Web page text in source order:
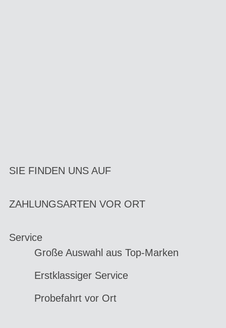
SIE FINDEN UNS AUF
ZAHLUNGSARTEN VOR ORT
Service
Große Auswahl aus Top-Marken
Erstklassiger Service
Probefahrt vor Ort